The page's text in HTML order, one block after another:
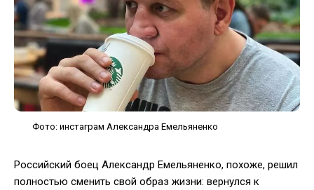
Фото: инстаграм Александра Емельяненко
Российский боец Александр Емельяненко, похоже, решил
полностью сменить свой образ жизни: вернулся к